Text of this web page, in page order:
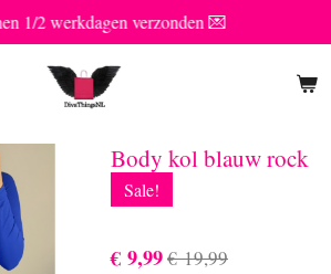
1/2 werkdagen verzonden 💌
Body kol blauw rock
Sale!
€ 9,99€ 19,99